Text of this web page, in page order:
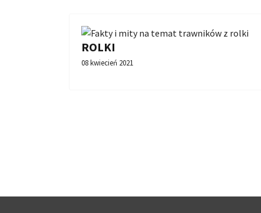
ROLKI
08 kwiecień 2021